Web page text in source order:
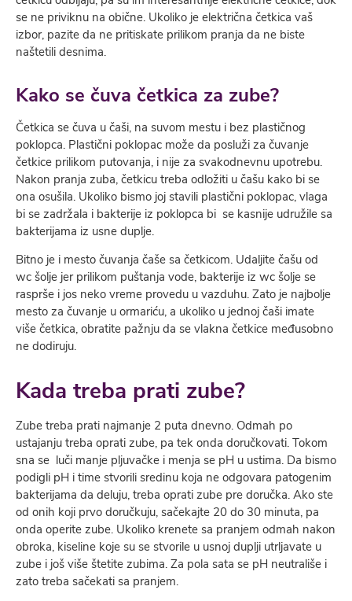
se ne priviknu na obične. Ukoliko je električna četkica vaš
izbor, pazite da ne pritiskate prilikom pranja da ne biste
naštetili desnima.
Kako se čuva četkica za zube?
Četkica se čuva u čaši, na suvom mestu i bez plastičnog
poklopca. Plastični poklopac može da posluži za čuvanje
četkice prilikom putovanja, i nije za svakodnevnu upotrebu.
Nakon pranja zuba, četkicu treba odložiti u čašu kako bi se
ona osušila. Ukoliko bismo joj stavili plastični poklopac, vlaga
bi se zadržala i bakterije iz poklopca bi se kasnije udružile sa
bakterijama iz usne duplje.
Bitno je i mesto čuvanja čaše sa četkicom. Udaljite čašu od
wc šolje jer prilikom puštanja vode, bakterije iz wc šolje se
rasprše i jos neko vreme provedu u vazduhu. Zato je najbolje
mesto za čuvanje u ormariću, a ukoliko u jednoj čaši imate
više četkica, obratite pažnju da se vlakna četkice međusobno
ne dodiruju.
Kada treba prati zube?
Zube treba prati najmanje 2 puta dnevno. Odmah po
ustajanju treba oprati zube, pa tek onda doručkovati. Tokom
sna se luči manje pljuvačke i menja se pH u ustima. Da bismo
podigli pH i time stvorili sredinu koja ne odgovara patogenim
bakterijama da deluju, treba oprati zube pre doručka. Ako ste
od onih koji prvo doručkuju, sačekajte 20 do 30 minuta, pa
onda operite zube. Ukoliko krenete sa pranjem odmah nakon
obroka, kiseline koje su se stvorile u usnoj duplji utrljavate u
zube i još više štetite zubima. Za pola sata se pH neutrališe i
zato treba sačekati sa pranjem.